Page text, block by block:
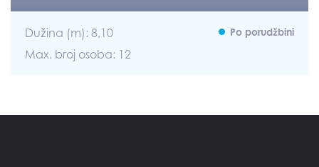
Dužina (m): 8,10
Max. broj osoba: 12
Po porudžbini